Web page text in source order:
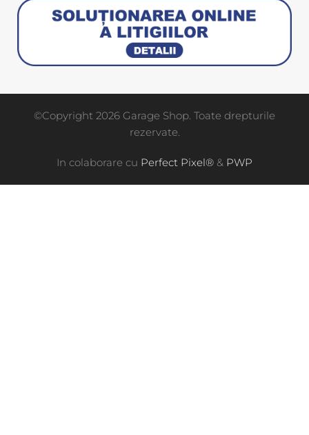
©Copyright 2026 Garage Shop. Toate drepturile
rezervate.
In colaborare cu Perfect Pixel® & PWP